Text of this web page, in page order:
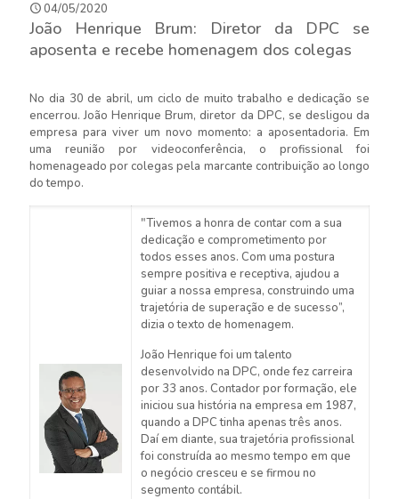
04/05/2020
João Henrique Brum: Diretor da DPC se
aposenta e recebe homenagem dos colegas
No dia 30 de abril, um ciclo de muito trabalho e dedicação se
encerrou. João Henrique Brum, diretor da DPC, se desligou da
empresa para viver um novo momento: a aposentadoria. Em
uma reunião por videoconferência, o profissional foi
homenageado por colegas pela marcante contribuição ao longo
do tempo.
"Tivemos a honra de contar com a sua
dedicação e comprometimento por
todos esses anos. Com uma postura
sempre positiva e receptiva, ajudou a
guiar a nossa empresa, construindo uma
trajetória de superação e de sucesso”,
dizia o texto de homenagem.
João Henrique foi um talento
desenvolvido na DPC, onde fez carreira
por 33 anos. Contador por formação, ele
iniciou sua história na empresa em 1987,
quando a DPC tinha apenas três anos.
Daí em diante, sua trajetória profissional
foi construída ao mesmo tempo em que
o negócio cresceu e se firmou no
segmento contábil.